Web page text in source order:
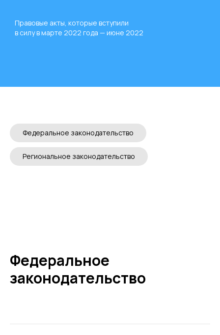
Правовые акты, которые вступили
в силу в марте 2022 года — июне 2022
Федеральное законодательство
Региональное законодательство
Федеральное
законодательство